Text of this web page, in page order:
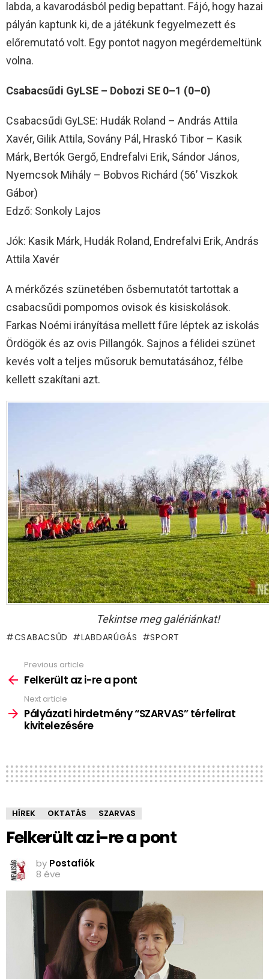
labda, a kavarodásból pedig bepattant. Fájó, hogy hazai
pályán kaptunk ki, de a játékunk fegyelmezett és
előremutató volt. Egy pontot nagyon megérdemeltünk
volna.
Csabacsűdi GyLSE – Dobozi SE 0–1 (0–0)
Csabacsűdi GyLSE: Hudák Roland – András Attila
Xavér, Gilik Attila, Sovány Pál, Hraskó Tibor – Kasik
Márk, Bertók Gergő, Endrefalvi Erik, Sándor János,
Nyemcsok Mihály – Bobvos Richárd (56’ Viszkok
Gábor)
Edző: Sonkoly Lajos
Jók: Kasik Márk, Hudák Roland, Endrefalvi Erik, András
Attila Xavér
A mérkőzés szünetében ősbemutatót tartottak a
csabacsűdi pompomos ovisok és kisiskolások.
Farkas Noémi irányítása mellett fűre léptek az iskolás
Ördögök és az ovis Pillangók. Sajnos a félidei szünet
kevés volt a teljes műsoruk bemutatásához, félbe
kellett szakítani azt.
Tekintse meg galériánkat!
CSABACSŰD LABDARÚGÁS SPORT
more
Previous article
Felkerült az i-re a pont
Next article
Pályázati hirdetmény “SZARVAS” térfelirat
kivitelezésére
HÍREK OKTATÁS SZARVAS
Felkerült az i-re a pont
by Postafiók
8 éve